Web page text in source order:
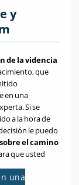
y
de la videncia
que
en una
Si se
a la hora de
le puedo
el camino
que usted
una